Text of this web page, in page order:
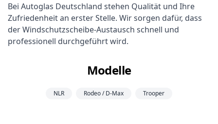
Bei Autoglas Deutschland stehen Qualität und Ihre
Zufriedenheit an erster Stelle. Wir sorgen dafür, dass
der Windschutzscheibe-Austausch schnell und
professionell durchgeführt wird.
Modelle
NLR Rodeo / D-Max Trooper